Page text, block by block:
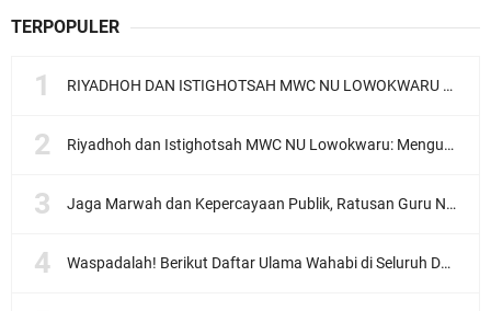
TERPOPULER
RIYADHOH DAN ISTIGHOTSAH MWC NU LOWOKWARU Menyambut Muktamar NU ke-35, Meneguhkan Sanad Laku Para Muassis
Riyadhoh dan Istighotsah MWC NU Lowokwaru: Menguatkan Doa, Menjalin Ukhuwah Menyambut Muktamar NU ke-35
Jaga Marwah dan Kepercayaan Publik, Ratusan Guru Ngaji Kota Malang Serukan Deklarasi Ramah Anak
Waspadalah! Berikut Daftar Ulama Wahabi di Seluruh Dunia dan Karya-karyanya